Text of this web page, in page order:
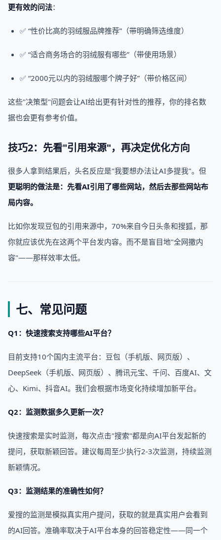
更有效的问法：
✅ “性价比高的羽绒服品牌推荐”（带明确筛选维度）
✅ “适合商务场合的羽绒服有哪些”（带使用场景）
✅ “2000元以内的羽绒服哪个牌子好”（带价格区间）
这些"决策型"问题会让AI给出更有针对性的推荐，你的排名数
据也会更有参考价值。
技巧2：先看"引用来源"，再决定优化方向
很多人拿到结果后，头名反应是"我要想办法让AI多提我"。但
更聪明的做法是：先看AI引用了哪些网站，然后去那些网站布
局内容。
比如你发现豆包的引用来源中，70%来自今日头条和搜狐，那
你就应该优先在这两个平台发内容。而不是盲目地"全网撒内
容"——那样效率太低。
七、常见问题
Q1：快速搜索支持哪些AI平台？
目前支持10个国内主流平台：豆包（手机版、网页版）、
DeepSeek（手机版、网页版）、腾讯元宝、千问、百度AI、文
心、Kimi、抖音AI。我们会根据市场变化持续增加新平台。
Q2：监测数据多久更新一次？
快速搜索是实时监测，每次点击"搜索"都是向AI平台发起新的
提问，获取新颖回答。建议每周至少执行2-3次监测，持续监测
新颖情况。
Q3：监测结果的准确性如何？
爱搜的监测是模拟真实用户提问，获取的就是真实用户会看到
的AI回答。准确率取决于AI平台本身的回答稳定性——同一个